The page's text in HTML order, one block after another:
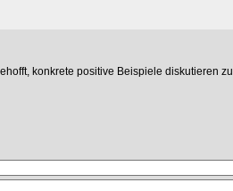
konkrete positive Beispiele diskutieren zu